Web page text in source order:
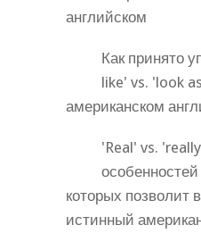
английском
Как принято
like' vs. 'look
американском
'Real' vs.
которых позволит
истинный